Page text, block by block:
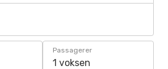
Passagerer
1 voksen